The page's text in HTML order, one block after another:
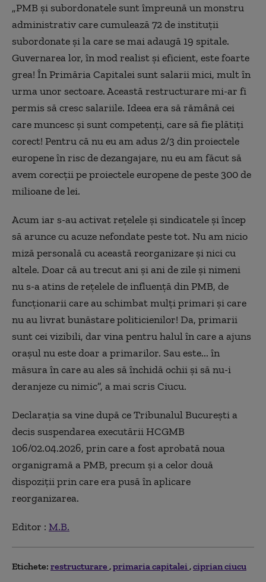
„PMB şi subordonatele sunt împreună un monstru
administrativ care cumulează 72 de instituţii
subordonate şi la care se mai adaugă 19 spitale.
Guvernarea lor, în mod realist şi eficient, este foarte
grea! În Primăria Capitalei sunt salarii mici, mult în
urma unor sectoare. Această restructurare mi-ar fi
permis să cresc salariile. Ideea era să rămână cei
care muncesc şi sunt competenţi, care să fie plătiţi
corect! Pentru că nu eu am adus 2/3 din proiectele
europene în risc de dezangajare, nu eu am făcut să
avem corecţii pe proiectele europene de peste 300 de
milioane de lei.
Acum iar s-au activat reţelele şi sindicatele şi încep
să arunce cu acuze nefondate peste tot. Nu am nicio
miză personală cu această reorganizare şi nici cu
altele. Doar că au trecut ani şi ani de zile şi nimeni
nu s-a atins de reţelele de influenţă din PMB, de
funcţionarii care au schimbat mulţi primari şi care
nu au livrat bunăstare politicienilor! Da, primarii
sunt cei vizibili, dar vina pentru halul în care a ajuns
oraşul nu este doar a primarilor. Sau este... în
măsura în care au ales să închidă ochii şi să nu-i
deranjeze cu nimic”, a mai scris Ciucu.
Declarația sa vine după ce Tribunalul București a
decis suspendarea executării HCGMB
106/02.04.2026, prin care a fost aprobată noua
organigramă a PMB, precum și a celor două
dispoziții prin care era pusă în aplicare
reorganizarea.
Editor : M.B.
Etichete: restructurare primaria capitalei ciprian ciucu